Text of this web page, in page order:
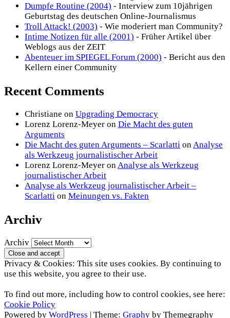
Dumpfe Routine (2004) - Interview zum 10jährigen
Geburtstag des deutschen Online-Journalismus
Troll Attack! (2003) - Wie moderiert man Community?
Intime Notizen für alle (2001) - Früher Artikel über
Weblogs aus der ZEIT
Abenteuer im SPIEGEL Forum (2000) - Bericht aus den
Kellern einer Community
Recent Comments
Christiane on Upgrading Democracy
Lorenz Lorenz-Meyer on Die Macht des guten
Arguments
Die Macht des guten Arguments – Scarlatti onAnalyse
als Werkzeug journalistischer Arbeit
Lorenz Lorenz-Meyer onAnalyse als Werkzeug
journalistischer Arbeit
Analyse als Werkzeug journalistischer Arbeit –
Scarlatti on Meinungen vs. Fakten
Archiv
Archiv
Privacy & Cookies: This site uses cookies. By continuing to
use this website, you agree to their use.
To find out more, including how to control cookies, see here:
Cookie Policy
Powered by WordPress | Theme: Graphy by Themegraphy